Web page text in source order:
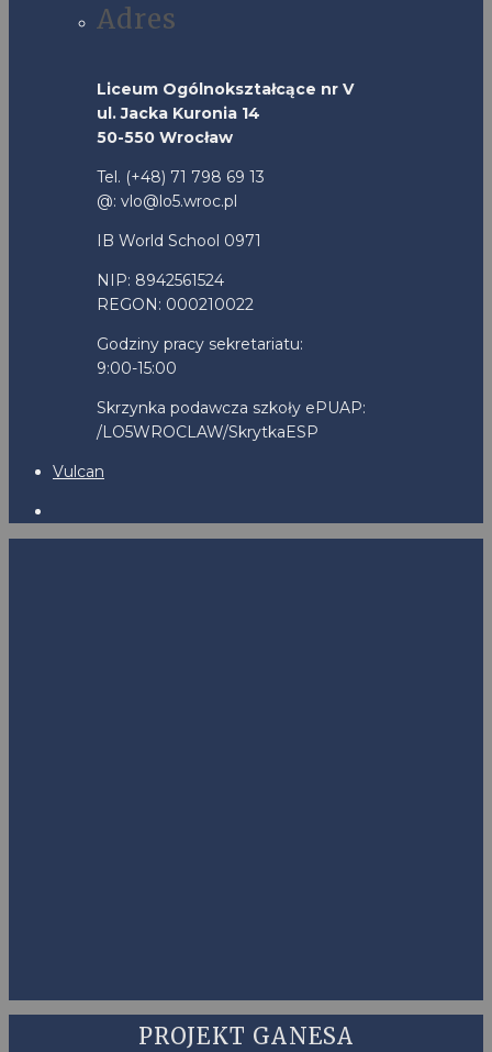
Adres
Liceum Ogólnokształcące nr V
ul. Jacka Kuronia 14
50-550 Wrocław
Tel. (+48) 71 798 69 13
@: vlo@lo5.wroc.pl
IB World School 0971
NIP: 8942561524
REGON: 000210022
Godziny pracy sekretariatu:
9:00-15:00
Skrzynka podawcza szkoły ePUAP:
/LO5WROCLAW/SkrytkaESP
Vulcan
PROJEKT GANESA